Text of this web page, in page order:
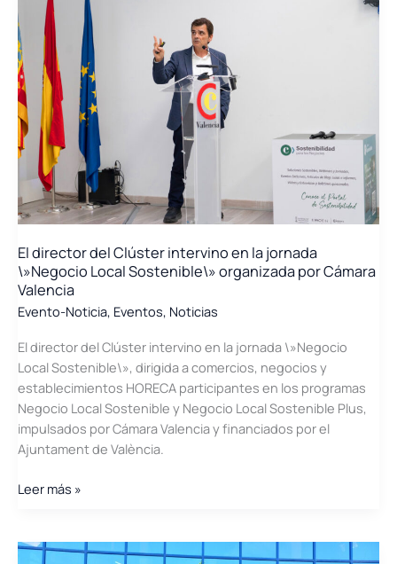
Clúster
de
Energía
de
la
Comunitat
Valenciana
El director del Clúster intervino en la jornada
\»Negocio Local Sostenible\» organizada por Cámara
Valencia
Evento-Noticia, Eventos, Noticias
El director del Clúster intervino en la jornada \»Negocio
Local Sostenible\», dirigida a comercios, negocios y
establecimientos HORECA participantes en los programas
Negocio Local Sostenible y Negocio Local Sostenible Plus,
impulsados por Cámara Valencia y financiados por el
Ajuntament de València.
El
Clúster
Leer más »